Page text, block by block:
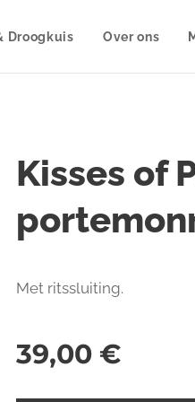
Droogkuis Over ons
Kisses of
Met ritssluiting.
39,00 €